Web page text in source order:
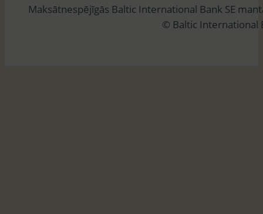
ē
Maksātnespējīgās Baltic International Bank SE
© Baltic International